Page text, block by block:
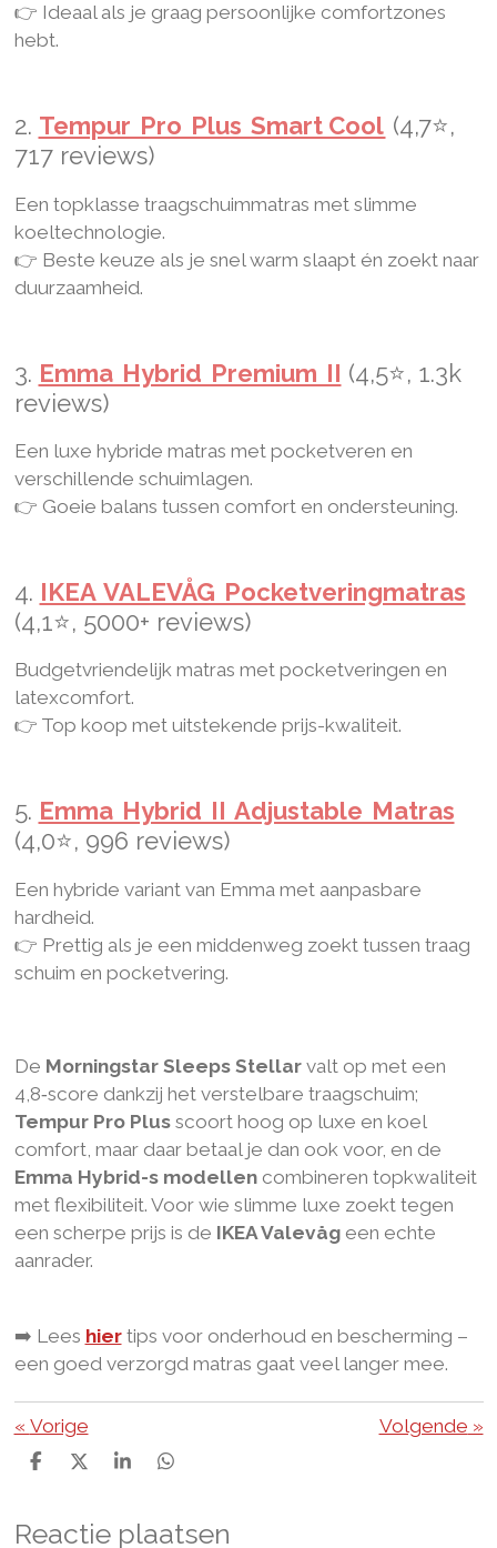
👉 Ideaal als je graag persoonlijke comfortzones
hebt.
2. Tempur Pro Plus Smart Cool (4,7⭐,
717 reviews)
Een topklasse traagschuimmatras met slimme
koeltechnologie.
👉 Beste keuze als je snel warm slaapt én zoekt naar
duurzaamheid.
3. Emma Hybrid Premium II (4,5⭐, 1.3k
reviews)
Een luxe hybride matras met pocketveren en
verschillende schuimlagen.
👉 Goeie balans tussen comfort en ondersteuning.
4. IKEA VALEVÅG Pocketveringmatras
(4,1⭐, 5000+ reviews)
Budgetvriendelijk matras met pocketveringen en
latexcomfort.
👉 Top koop met uitstekende prijs-kwaliteit.
5. Emma Hybrid II Adjustable Matras
(4,0⭐, 996 reviews)
Een hybride variant van Emma met aanpasbare
hardheid.
👉 Prettig als je een middenweg zoekt tussen traag
schuim en pocketvering.
De Morningstar Sleeps Stellarvalt op met een
4,8‑score dankzij het verstelbare traagschuim;
Tempur Pro Plusscoort hoog op luxe en koel
comfort, maar daar betaal je dan ook voor, en de
Emma Hybrid-s modellencombineren topkwaliteit
met flexibiliteit. Voor wie slimme luxe zoekt tegen
een scherpe prijs is de IKEA Valevågeen echte
aanrader.
➡️ Lees hiertips voor onderhoud en bescherming –
een goed verzorgd matras gaat veel langer mee.
« Vorige Volgende »
D
e
D
l
S
r
D
e
Reactie plaatsen